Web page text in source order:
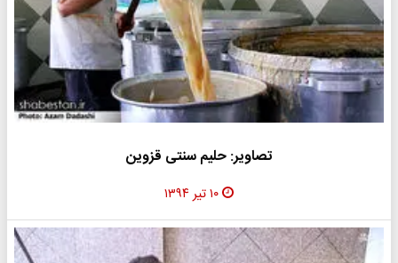
تصاویر: حلیم سنتی قزوین
۱۰ تیر ۱۳۹۴